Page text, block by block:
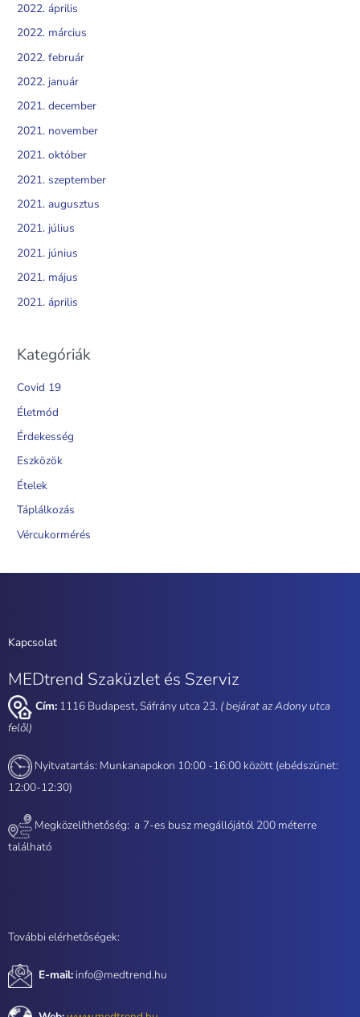
2022. április
2022. március
2022. február
2022. január
2021. december
2021. november
2021. október
2021. szeptember
2021. augusztus
2021. július
2021. június
2021. május
2021. április
Kategóriák
Covid 19
Életmód
Érdekesség
Eszközök
Ételek
Táplálkozás
Vércukormérés
Kapcsolat
MEDtrend Szaküzlet és Szerviz
Cím: 1116 Budapest, Sáfrány utca 23. ( bejárat az Adony utca
felől)
Nyitvatartás: Munkanapokon 10:00 -16:00 között (ebédszünet:
12:00-12:30)
Megközelíthetőség: a 7-es busz megállójától 200 méterre
található
További elérhetőségek:
E-mail: info@medtrend.hu